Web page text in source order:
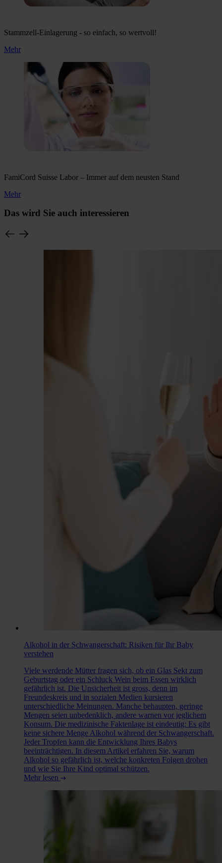
Stammzell-Einlagerung - so einfach, so wertvoll!
Mehr
FamiCord Suisse Labor – Immer auf dem neusten Stand
Mehr
Das wird Sie auch interessieren
Alkohol in der Schwangerschaft: Risiken für Ihr Baby
verstehen
Viele werdende Mütter fragen sich, ob ein Glas Sekt zum
Geburtstag oder ein Schluck Wein beim Essen wirklich
gefährlich ist. Die Unsicherheit ist gross, denn im
Freundeskreis und in sozialen Medien kursieren
unterschiedliche Meinungen. Manche behaupten, geringe
Mengen seien unbedenklich, andere warnen vor jeglichem
Konsum. Die medizinische Faktenlage ist eindeutig: Es gibt
keine sichere Menge Alkohol während der Schwangerschaft.
Jeder Tropfen kann die Entwicklung Ihres Babys
beeinträchtigen. In diesem Artikel erfahren Sie, warum
Alkohol so gefährlich ist, welche konkreten Folgen drohen
und wie Sie Ihre Kind optimal schützen.
Mehr lesen